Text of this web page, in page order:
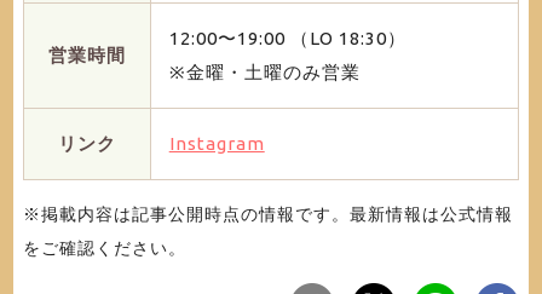
営業時間
12:00〜19:00 （LO 18:30）
※金曜・土曜のみ営業
リンク Instagram
※掲載内容は記事公開時点の情報です。最新情報は公式情報
をご確認ください。